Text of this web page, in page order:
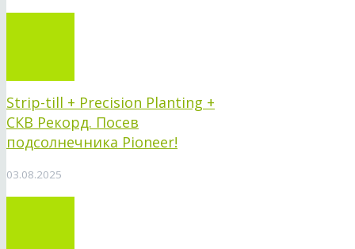
Strip-till + Precision Planting +
СКВ Рекорд. Посев
подсолнечника Pioneer!
03.08.2025